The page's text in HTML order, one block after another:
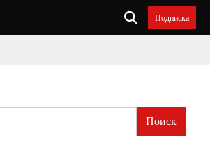
Подписка
Поиск